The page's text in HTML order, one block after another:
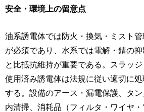
安全・環境上の留意点
油系誘電体では防火・換気・ミスト管
が必須であり、水系では電解・錆の抑
と比抵抗維持が重要である。スラッジ
使用済み誘電体は法規に従い適切に処
する。設備のアース・漏電保護、タン
内清掃、消耗品（フィルタ・ワイヤ・